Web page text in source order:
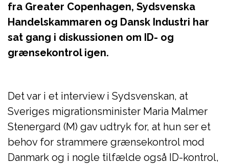
fra Greater Copenhagen, Sydsvenska
Handelskammaren og Dansk Industri har
sat gang i diskussionen om ID- og
grænsekontrol igen.
Det var i et interview i Sydsvenskan, at
Sveriges migrationsminister Maria Malmer
Stenergard (M) gav udtryk for, at hun ser et
behov for strammere grænsekontrol mod
Danmark og i nogle tilfælde også ID-kontrol,